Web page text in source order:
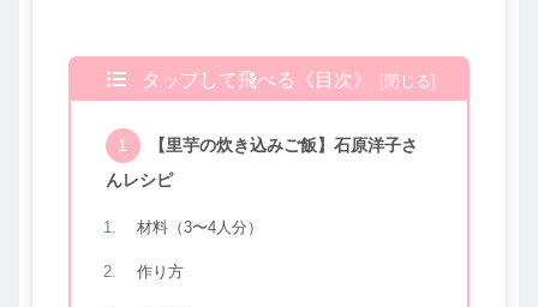
タップして飛べる《目次》
【里芋の炊き込みご飯】石原洋子さ
んレシピ
材料（3〜4人分）
作り方